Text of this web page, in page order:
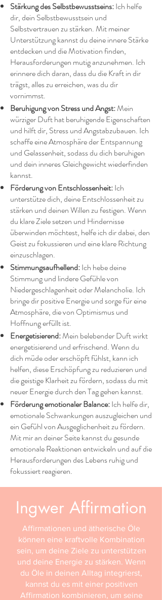
Stärkung des Selbstbewusstseins:Ich helfe
dir, dein Selbstbewusstsein und
Selbstvertrauen zu stärken. Mit meiner
Unterstützung kannst du deine innere Stärke
entdecken und die Motivation finden,
Herausforderungen mutig anzunehmen. Ich
erinnere dich daran, dass du die Kraft in dir
trägst, alles zu erreichen, was du dir
vornimmst.
Beruhigung von Stress und Angst:Mein
würziger Duft hat beruhigende Eigenschaften
und hilft dir, Stress und Angstabzubauen. Ich
schaffe eine Atmosphäre der Entspannung
und Gelassenheit, sodass du dich beruhigen
und dein inneres Gleichgewicht wiederfinden
kannst.
Förderung von Entschlossenheit:Ich
unterstütze dich, deine Entschlossenheit zu
stärken und deinen Willen zu festigen. Wenn
du klare Ziele setzen und Hindernisse
überwinden möchtest, helfe ich dir dabei, den
Geist zu fokussieren und eine klare Richtung
einzuschlagen.
Stimmungsaufhellend:Ich hebe deine
Stimmung und lindere Gefühle von
Niedergeschlagenheit oder Melancholie. Ich
bringe dir positive Energie und sorge für eine
Atmosphäre, die von Optimismus und
Hoffnung erfüllt ist.
Energetisierend:Mein belebender Duft wirkt
energetisierend und erfrischend. Wenn du
dich müde oder erschöpft fühlst, kann ich
helfen, diese Erschöpfung zu reduzieren und
die geistige Klarheit zu fördern, sodass du mit
neuer Energie durch den Tag gehen kannst.
Förderung emotionaler Balance:Ich helfe dir,
emotionale Schwankungen auszugleichen und
ein Gefühl von Ausgeglichenheit zu fördern.
Mit mir an deiner Seite kannst du gesunde
emotionale Reaktionen entwickeln und auf die
Herausforderungen des Lebens ruhig und
fokussiert reagieren.
Ingwer Affirmation
Affirmationen und ätherische Öle
können eine kraftvolle Kombination
sein, um deine Ziele zu unterstützen
und deine Energie zu stärken. Wenn
du Öle in deinen Alltag integrierst,
kannst du es mit einer positiven
Affirmation kombinieren, um seine